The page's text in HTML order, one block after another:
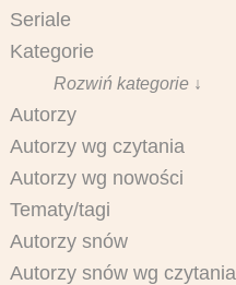
Seriale
Kategorie
Rozwiń kategorie ↓
Autorzy
Autorzy wg czytania
Autorzy wg nowości
Tematy/tagi
Autorzy snów
Autorzy snów wg czytania